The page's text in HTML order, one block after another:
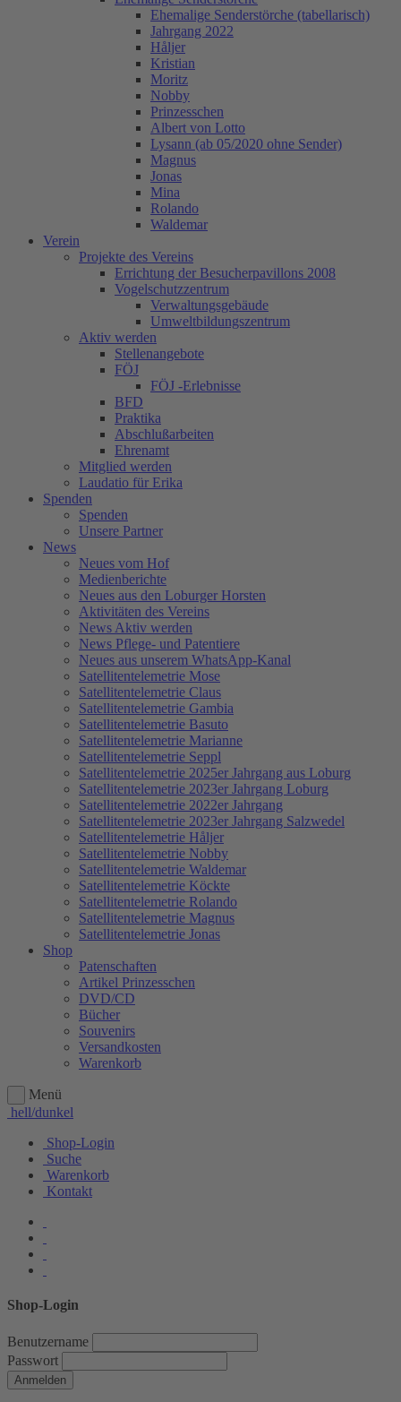
Ehemalige Senderstörche (tabellarisch)
Jahrgang 2022
Håljer
Kristian
Moritz
Nobby
Prinzesschen
Albert von Lotto
Lysann (ab 05/2020 ohne Sender)
Magnus
Jonas
Mina
Rolando
Waldemar
Verein
Projekte des Vereins
Errichtung der Besucherpavillons 2008
Vogelschutzzentrum
Verwaltungsgebäude
Umweltbildungszentrum
Aktiv werden
Stellenangebote
FÖJ
FÖJ -Erlebnisse
BFD
Praktika
Abschlußarbeiten
Ehrenamt
Mitglied werden
Laudatio für Erika
Spenden
Spenden
Unsere Partner
News
Neues vom Hof
Medienberichte
Neues aus den Loburger Horsten
Aktivitäten des Vereins
News Aktiv werden
News Pflege- und Patentiere
Neues aus unserem WhatsApp-Kanal
Satellitentelemetrie Mose
Satellitentelemetrie Claus
Satellitentelemetrie Gambia
Satellitentelemetrie Basuto
Satellitentelemetrie Marianne
Satellitentelemetrie Seppl
Satellitentelemetrie 2025er Jahrgang aus Loburg
Satellitentelemetrie 2023er Jahrgang Loburg
Satellitentelemetrie 2022er Jahrgang
Satellitentelemetrie 2023er Jahrgang Salzwedel
Satellitentelemetrie Håljer
Satellitentelemetrie Nobby
Satellitentelemetrie Waldemar
Satellitentelemetrie Köckte
Satellitentelemetrie Rolando
Satellitentelemetrie Magnus
Satellitentelemetrie Jonas
Shop
Patenschaften
Artikel Prinzesschen
DVD/CD
Bücher
Souvenirs
Versandkosten
Warenkorb
Menü
hell/dunkel
Shop-Login
Suche
Warenkorb
Kontakt
Shop-Login
Benutzername
Passwort
Anmelden